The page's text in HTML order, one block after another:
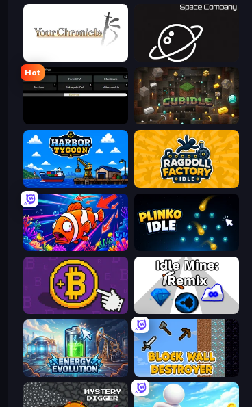
Space Company
Hot
Cubidle
Harbor Tycoon Ragdoll Factory Idle
Fish Catch Idle Plinko Idle
Money Maker Idle Mine: Remix
Energy Evolution Block Wall Destroyer